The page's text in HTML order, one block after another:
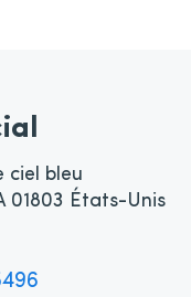
ciel bleu
01803 États-Unis